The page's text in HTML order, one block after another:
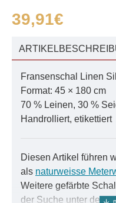
39,91€
Fransenschal Linen
Format: 45 × 180 cm
70 % Leinen, 30 %
Handrolliert, etikettiert
Diesen Artikel führen
als naturweisse
Weitere gefärbte
der Suche unter der